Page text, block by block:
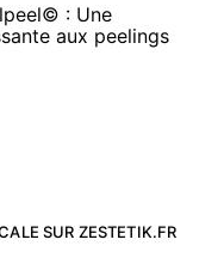
: Une
aux peelings
SUR ZESTETIK.FR